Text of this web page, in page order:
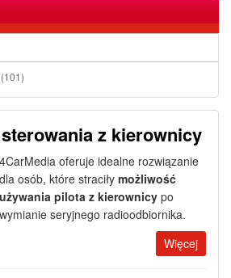
(101)
z kierownicy
4CarMedia oferuje idealne rozwiązanie
dla osób, które straciły możliwość
używania pilota z kierownicy po
wymianie seryjnego radioodbiornika.
Więcej